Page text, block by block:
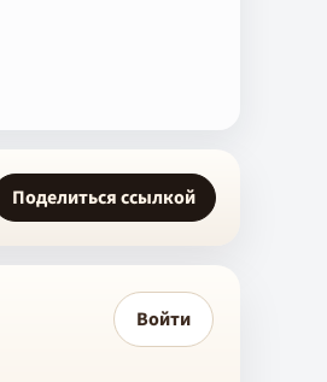
Поделиться ссылкой
Войти